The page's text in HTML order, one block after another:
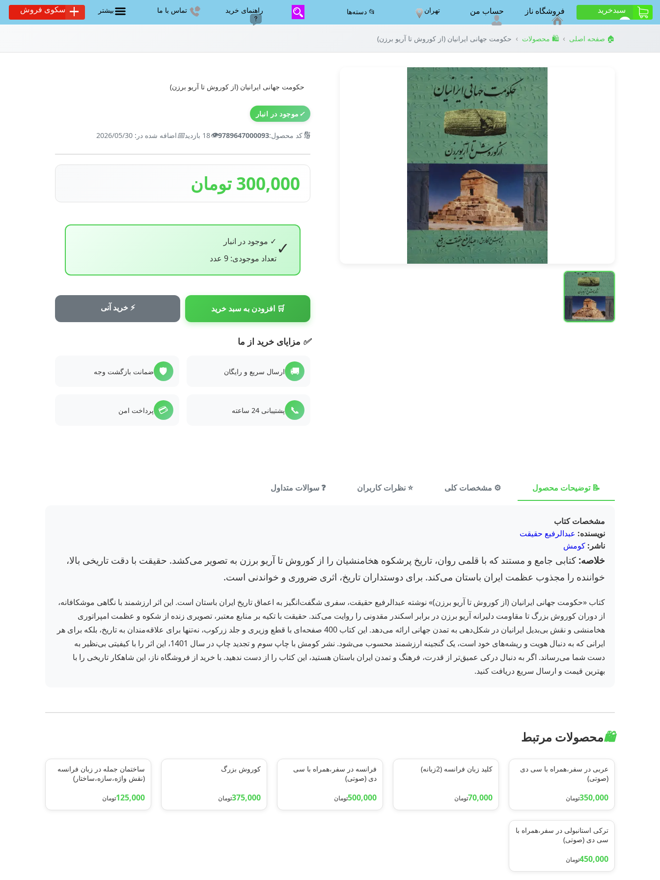
سبد‌خرید فروشگاه ناز حساب من تهران 📂 دسته‌ها راهنمای خرید تماس با ما بیشتر سکوی فروش
🏠 صفحه اصلی › 🛍️ محصولات › حکومت جهانی ایرانیان (از کوروش تا آریو برزن)
حکومت جهانی ایرانیان (از کوروش تا آریو برزن)
✓ موجود در انبار
🔢کد محصول:9789647000093
👁️18 بازدید 📅اضافه شده در: 2026/05/30
300,000 تومان
✓ ✓ موجود در انبار
تعداد موجودی: 9 عدد
🛒 افزودن به سبد خرید ⚡ خرید آنی
✅ مزایای خرید از ما
🚚 ارسال سریع و رایگان 🛡️ ضمانت بازگشت وجه
📞 پشتیبانی 24 ساعته 💳 پرداخت امن
📝 توضیحات محصول ⚙️ مشخصات کلی ⭐ نظرات کاربران ❓ سوالات متداول
مشخصات کتاب
نویسنده: عبدالرفیع حقیقت
ناشر: کومش
خلاصه: کتابی جامع و مستند که با قلمی روان، تاریخ پرشکوه هخامنشیان را از کوروش تا آریو برزن به تصویر می‌کشد. حقیقت با دقت تاریخی بالا،
خواننده را مجذوب عظمت ایران باستان می‌کند. برای دوستداران تاریخ، اثری ضروری و خواندنی است.
کتاب «حکومت جهانی ایرانیان (از کوروش تا آریو برزن)» نوشته عبدالرفیع حقیقت، سفری شگفت‌انگیز به اعماق تاریخ ایران باستان است. این اثر ارزشمند با نگاهی موشکافانه،
از دوران کوروش بزرگ تا مقاومت دلیرانه آریو برزن در برابر اسکندر مقدونی را روایت می‌کند. حقیقت با تکیه بر منابع معتبر، تصویری زنده از شکوه و عظمت امپراتوری
هخامنشی و نقش بی‌بدیل ایرانیان در شکل‌دهی به تمدن جهانی ارائه می‌دهد. این کتاب 400 صفحه‌ای با قطع وزیری و جلد زرکوب، نه‌تنها برای علاقه‌مندان به تاریخ، بلکه برای هر
ایرانی که به دنبال هویت و ریشه‌های خود است، یک گنجینه ارزشمند محسوب می‌شود. نشر کومش با چاپ سوم و تجدید چاپ در سال 1401، این اثر را با کیفیتی بی‌نظیر به
دست شما می‌رساند. اگر به دنبال درکی عمیق‌تر از قدرت، فرهنگ و تمدن ایران باستان هستید، این کتاب را از دست ندهید. با خرید از فروشگاه ناز، این شاهکار تاریخی را با
بهترین قیمت و ارسال سریع دریافت کنید.
🛍️محصولات مرتبط
عربی در سفر،همراه با سی دی
(صوتی)
350,000تومان
کلید زبان فرانسه (2زبانه)
70,000تومان
فرانسه در سفر،همراه با سی
دی (صوتی)
500,000تومان
کوروش بزرگ
375,000تومان
ساختمان جمله در زبان فرانسه
(نقش واژه،سازه،ساختار)
125,000تومان
ترکی استانبولی در سفر،همراه با
سی دی (صوتی)
450,000تومان